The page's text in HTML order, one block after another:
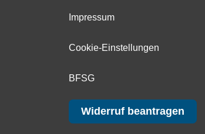
Impressum
Cookie-Einstellungen
BFSG
Widerruf beantragen